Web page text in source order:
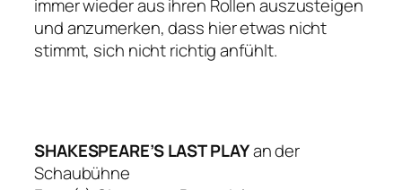
immer wieder aus ihren Rollen auszusteigen
und anzumerken, dass hier etwas nicht
stimmt, sich nicht richtig anfühlt.
SHAKESPEARE’S LAST PLAYan der
Schaubühne